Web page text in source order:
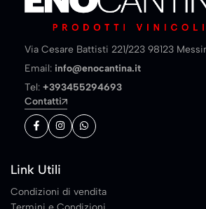
Via Cesare Battisti 221/223 98123
Email: info@enocantina.it
Tel: +393455294693
Contatti
Link Utili
Condizioni di vendita